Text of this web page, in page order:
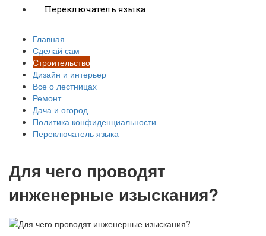
Переключатель языка
Главная
Сделай сам
Строительство
Дизайн и интерьер
Все о лестницах
Ремонт
Дача и огород
Политика конфиденциальности
Переключатель языка
Для чего проводят
инженерные изыскания?